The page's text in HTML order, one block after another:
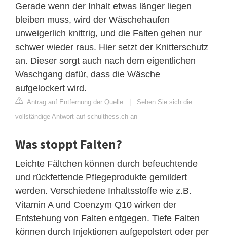
Gerade wenn der Inhalt etwas länger liegen
bleiben muss, wird der Wäschehaufen
unweigerlich knittrig, und die Falten gehen nur
schwer wieder raus. Hier setzt der Knitterschutz
an. Dieser sorgt auch nach dem eigentlichen
Waschgang dafür, dass die Wäsche
aufgelockert wird.
Antrag auf Entfernung der Quelle | Sehen Sie sich die
vollständige Antwort auf schulthess.ch an
Was stoppt Falten?
Leichte Fältchen können durch befeuchtende
und rückfettende Pflegeprodukte gemildert
werden. Verschiedene Inhaltsstoffe wie z.B.
Vitamin A und Coenzym Q10 wirken der
Entstehung von Falten entgegen. Tiefe Falten
können durch Injektionen aufgepolstert oder per